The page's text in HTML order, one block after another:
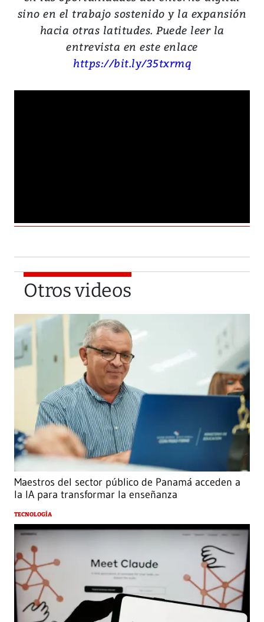
sino en el trabajo sostenido y la expansión
hacia otras latitudes. Puede leer la
entrevista en este enlace
https://bit.ly/35txrmq
Otros videos
Maestros del sector público de Panamá acceden a
la IA para transformar la enseñanza
TECNOLOGÍA